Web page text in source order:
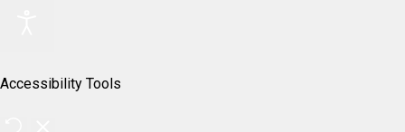
Accessibility Tools